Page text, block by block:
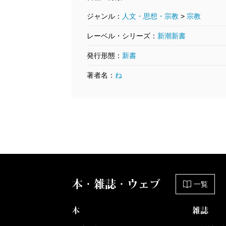
ジャンル： 人文・思想・宗教 > 宗教
レーベル・シリーズ： 新潮新書
発行形態： 新書
著者名： ね
本・雑誌・ウェブ 一覧
本 雑誌